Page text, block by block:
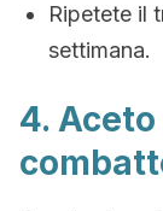
Ripetete il
settimana.
4.